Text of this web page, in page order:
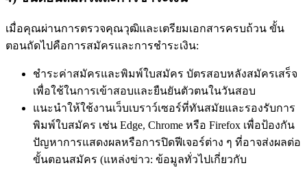
เมื่อคุณผ่านการตรวจคุณวุฒิและเตรียมเอกสารครบถ้วน ขั้น
ตอนถัดไปคือการสมัครและการชำระเงิน:
ชำระค่าสมัครและพิมพ์ใบสมัคร บัตรสอบหลังสมัครเสร็จ
เพื่อใช้ในการเข้าสอบและยืนยันตัวตนในวันสอบ
แนะนำให้ใช้งานเว็บเบราว์เซอร์ที่ทันสมัยและรองรับการ
พิมพ์ใบสมัคร เช่น Edge, Chrome หรือ Firefox เพื่อป้องกัน
ปัญหาการแสดงผลหรือการปิดฟีเจอร์ต่าง ๆ ที่อาจส่งผลต่อ
ขั้นตอนสมัคร (แหล่งข่าว: ข้อมูลทั่วไปเกี่ยวกับ